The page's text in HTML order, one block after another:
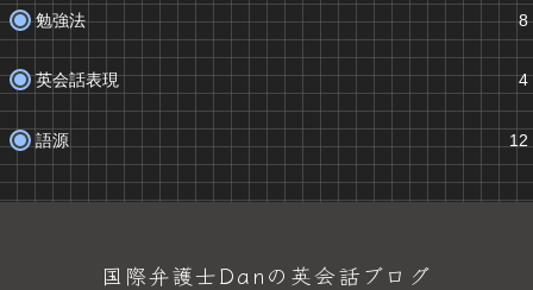
勉強法 8
英会話表現 4
語源 12
国際弁護士Danの英会話ブログ